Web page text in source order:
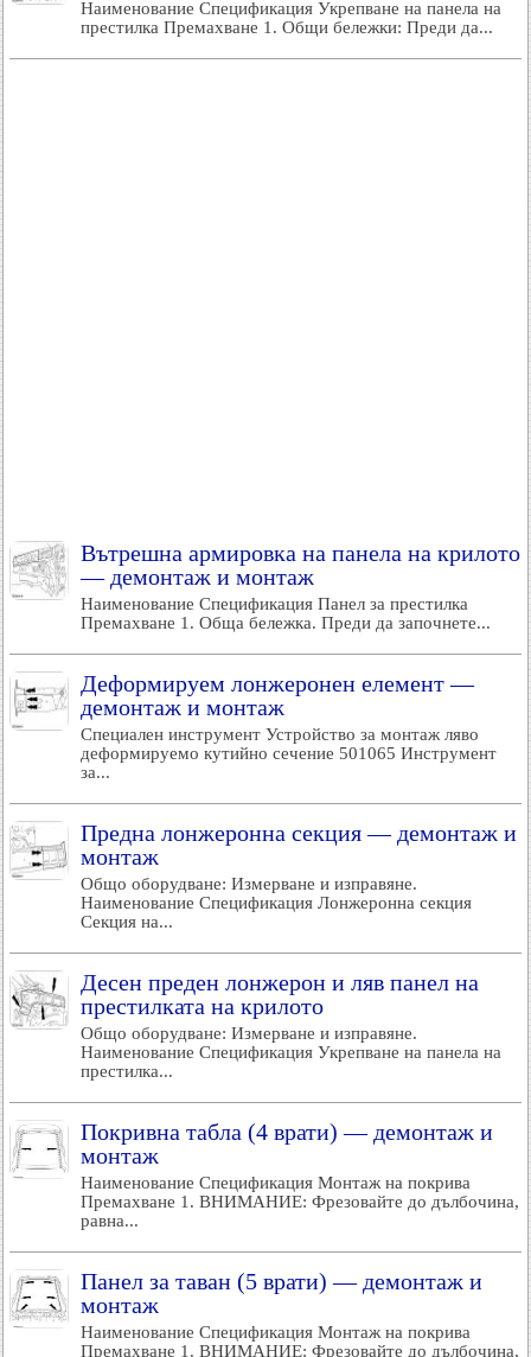
Наименование Спецификация Укрепване на панела на
престилка Премахване 1. Общи бележки: Преди да...
Вътрешна армировка на панела на крилото
— демонтаж и монтаж
Наименование Спецификация Панел за престилка
Премахване 1. Обща бележка. Преди да започнете...
Деформируем лонжеронен елемент —
демонтаж и монтаж
Специален инструмент Устройство за монтаж ляво
деформируемо кутийно сечение 501065 Инструмент
за...
Предна лонжеронна секция — демонтаж и
монтаж
Общо оборудване: Измерване и изправяне.
Наименование Спецификация Лонжеронна секция
Секция на...
Десен преден лонжерон и ляв панел на
престилката на крилото
Общо оборудване: Измерване и изправяне.
Наименование Спецификация Укрепване на панела на
престилка...
Покривна табла (4 врати) — демонтаж и
монтаж
Наименование Спецификация Монтаж на покрива
Премахване 1. ВНИМАНИЕ: Фрезовайте до дълбочина,
равна...
Панел за таван (5 врати) — демонтаж и
монтаж
Наименование Спецификация Монтаж на покрива
Премахване 1. ВНИМАНИЕ: Фрезовайте до дълбочина,